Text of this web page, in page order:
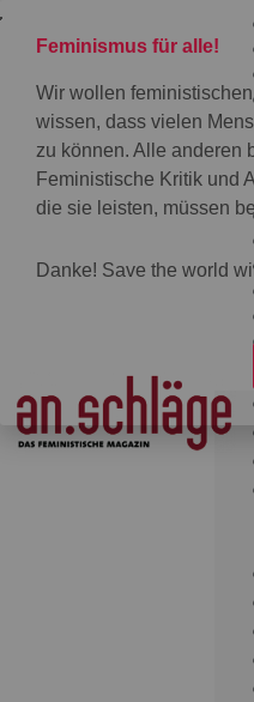
InhaltFeminismus für alle!
Wir wollen
wissen, dass vielen
zu können. Alle anderen
Feministische Kritik und
die sie leisten, müssen
Danke! Save the world